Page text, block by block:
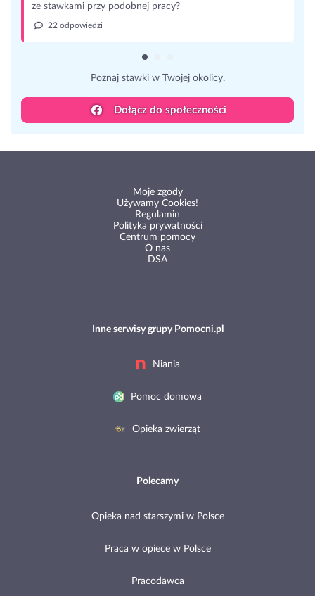
ze stawkami przy podobnej pracy?
22 odpowiedzi
Poznaj stawki w Twojej okolicy.
Dołącz do społeczności
Moje zgody
Używamy Cookies!
Regulamin
Polityka prywatności
Centrum pomocy
O nas
DSA
Inne serwisy grupy Pomocni.pl
Niania
Pomoc domowa
Opieka zwierząt
Polecamy
Opieka nad starszymi w Polsce
Praca w opiece w Polsce
Pracodawca